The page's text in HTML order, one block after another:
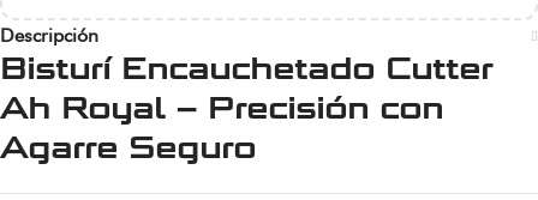
Descripción
Bisturí Encauchetado Cutter
Ah Royal – Precisión con
Agarre Seguro